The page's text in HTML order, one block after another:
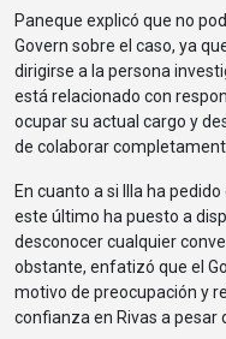
Paneque explicó que no
Govern sobre el caso, ya
dirigirse a la persona
está relacionado con
ocupar su actual cargo y
de colaborar
En cuanto a si Illa ha
este último ha puesto a
desconocer cualquier
obstante, enfatizó que el
motivo de preocupación y
confianza en Rivas a pesar